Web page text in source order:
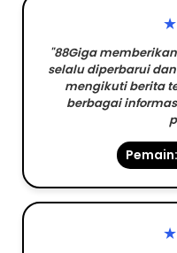
"88Giga
selalu diperbarui
mengikuti berita
berbagai